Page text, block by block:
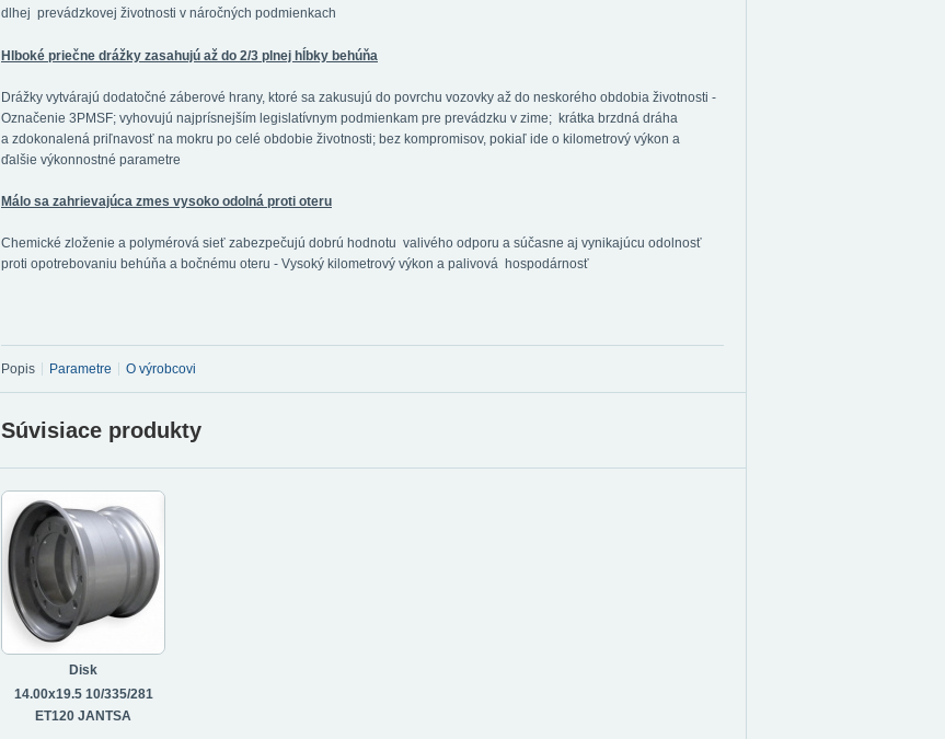
dlhej prevádzkovej životnosti v náročných podmienkach
Hlboké priečne drážky zasahujú až do 2/3 plnej hĺbky behúňa
Drážky vytvárajú dodatočné záberové hrany, ktoré sa zakusujú do povrchu vozovky až do neskorého obdobia životnosti -
Označenie 3PMSF; vyhovujú najprísnejším legislatívnym podmienkam pre prevádzku v zime; krátka brzdná dráha
a zdokonalená priľnavosť na mokru po celé obdobie životnosti; bez kompromisov, pokiaľ ide o kilometrový výkon a
ďalšie výkonnostné parametre
Málo sa zahrievajúca zmes vysoko odolná proti oteru
Chemické zloženie a polymérová sieť zabezpečujú dobrú hodnotu valivého odporu a súčasne aj vynikajúcu odolnosť
proti opotrebovaniu behúňa a bočnému oteru - Vysoký kilometrový výkon a palivová hospodárnosť
Popis Parametre O výrobcovi
Súvisiace produkty
Disk
14.00x19.5 10/335/281
ET120 JANTSA